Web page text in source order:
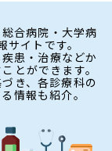
合病院・大学病
イトです。
患・治療などか
とができます。
き、各診療科の
情報も紹介。